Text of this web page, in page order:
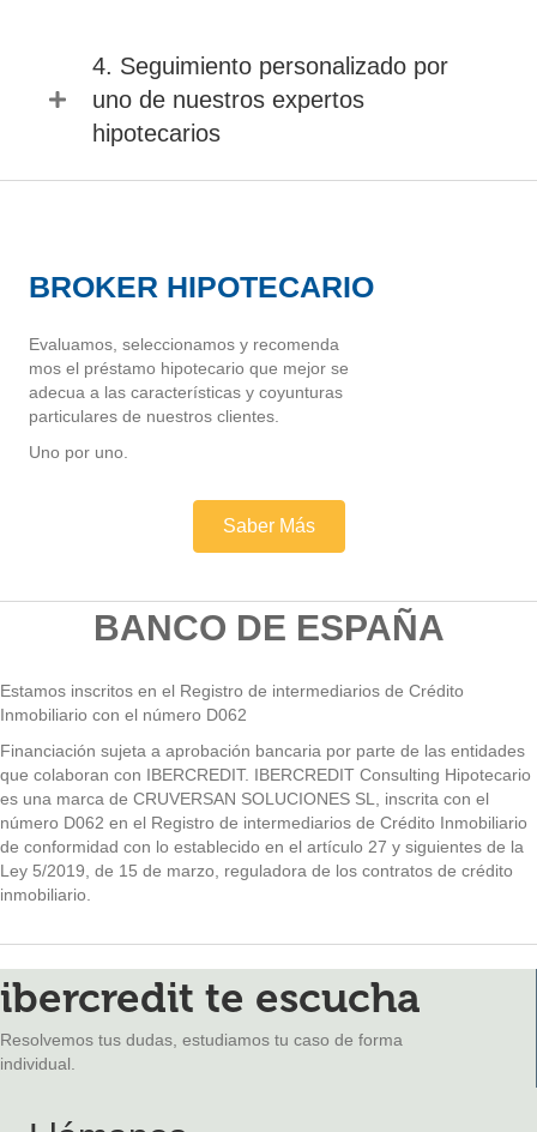
4. Seguimiento personalizado por
uno de nuestros expertos
hipotecarios
BROKER HIPOTECARIO
Evaluamos, seleccionamos y recomenda
mos el préstamo hipotecario que mejor se
adecua a las características y coyunturas
particulares de nuestros clientes.
Uno por uno.
Saber Más
BANCO DE ESPAÑA
Estamos inscritos en el Registro de intermediarios de Crédito
Inmobiliario con el número D062
Financiación sujeta a aprobación bancaria por parte de las entidades
que colaboran con IBERCREDIT. IBERCREDIT Consulting Hipotecario
es una marca de CRUVERSAN SOLUCIONES SL, inscrita con el
número D062 en el Registro de intermediarios de Crédito Inmobiliario
de conformidad con lo establecido en el artículo 27 y siguientes de la
Ley 5/2019, de 15 de marzo, reguladora de los contratos de crédito
inmobiliario.
ibercredit te escucha
Resolvemos tus dudas, estudiamos tu caso de forma
individual.